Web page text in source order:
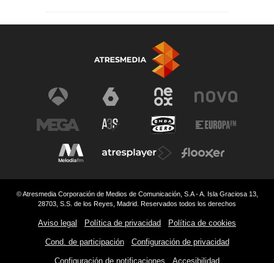
© Atresmedia Corporación de Medios de Comunicación, S.A - A. Isla Graciosa 13,
28703, S.S. de los Reyes, Madrid. Reservados todos los derechos
Aviso legal Política de privacidad Política de cookies
Cond. de participación Configuración de privacidad
Configuración de notificaciones Accesibilidad